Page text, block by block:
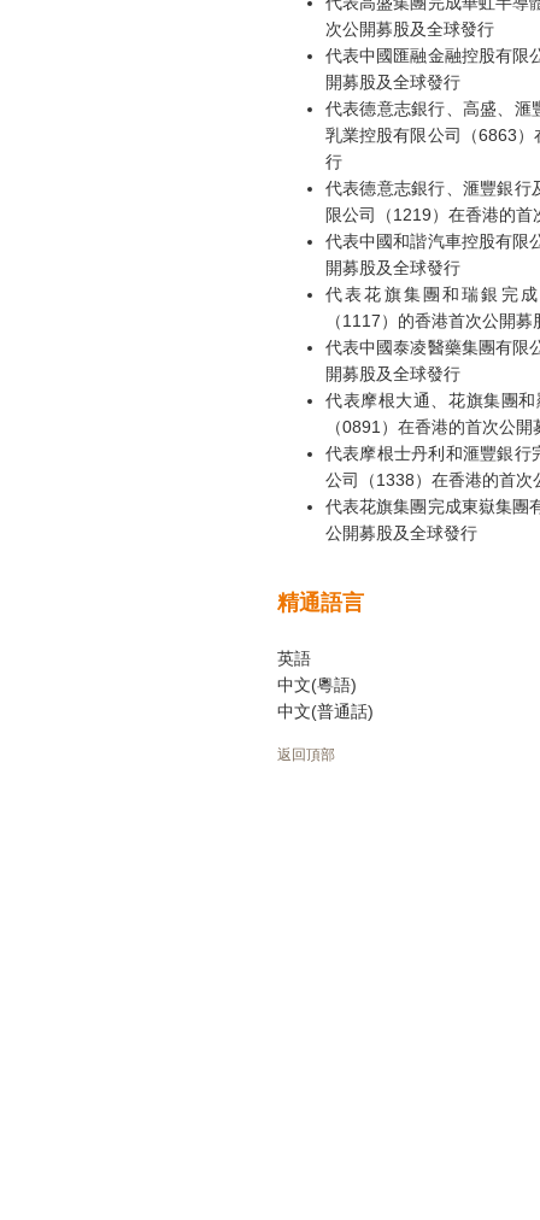
次公開募股及全球發行
代表中國匯融金融控股有限
開募股及全球發行
代表德意志銀行、高盛、滙
乳業控股有限公司（6863
行
代表德意志銀行、滙豐銀行
限公司（1219）在香港的
代表中國和諧汽車控股有限
開募股及全球發行
代表花旗集團和瑞銀完
（1117）的香港首次公開
代表中國泰凌醫藥集團有限
開募股及全球發行
代表摩根大通、花旗集團
（0891）在香港的首次公
代表摩根士丹利和滙豐銀行
公司（1338）在香港的首次
代表花旗集團完成東嶽集團
公開募股及全球發行
精通語言
英語
中文(粵語)
中文(普通話)
返回頂部